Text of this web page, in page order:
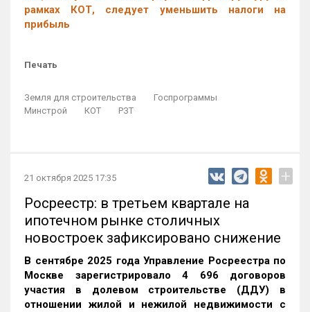
рамках КОТ, следует уменьшить налоги на
прибыль
Печать
Земля для строительства
Госпрограммы
Минстрой
КОТ РЗТ
21 октября 2025 17:35 +
Росреестр: в третьем квартале на
ипотечном рынке столичных
новостроек зафиксировано снижение
В сентябре 2025 года Управление Росреестра по
Москве зарегистрировало 4 696 договоров
участия в долевом строительстве (ДДУ) в
отношении жилой и нежилой недвижимости с